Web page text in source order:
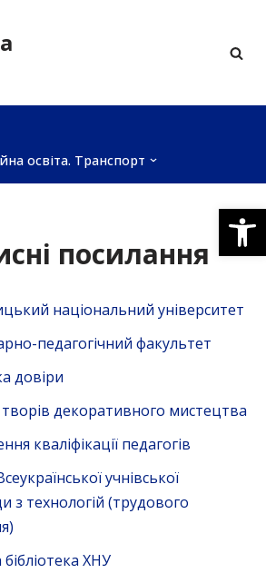
освіта. Транспорт
посилання
національний університет
педагогічний факультет
довiри
декоративного мистецтва
кваліфікації педагогів
учнівської
з технологій (трудового
ХНУ